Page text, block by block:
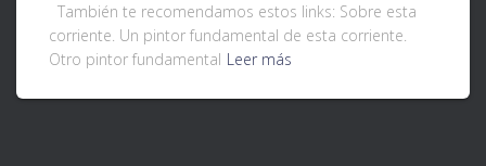
También te recomendamos estos links: Sobre esta
corriente. Un pintor fundamental de esta corriente.
Otro pintor fundamental Leer más